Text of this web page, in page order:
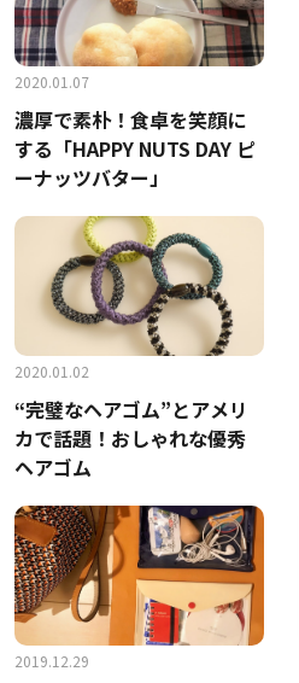
2020.01.07
濃厚で素朴！食卓を笑顔に
する「HAPPY NUTS DAY ピ
ーナッツバター」
2020.01.02
“完璧なヘアゴム”とアメリ
カで話題！おしゃれな優秀
ヘアゴム
2019.12.29